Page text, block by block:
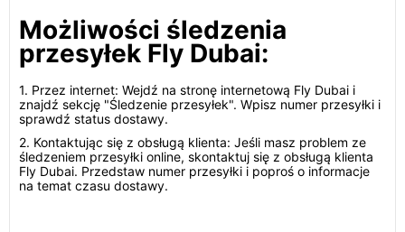
Możliwości śledzenia
przesyłek Fly Dubai:
1. Przez internet: Wejdź na stronę internetową Fly Dubai i
znajdź sekcję "Śledzenie przesyłek". Wpisz numer przesyłki i
sprawdź status dostawy.
2. Kontaktując się z obsługą klienta: Jeśli masz problem ze
śledzeniem przesyłki online, skontaktuj się z obsługą klienta
Fly Dubai. Przedstaw numer przesyłki i poproś o informacje
na temat czasu dostawy.